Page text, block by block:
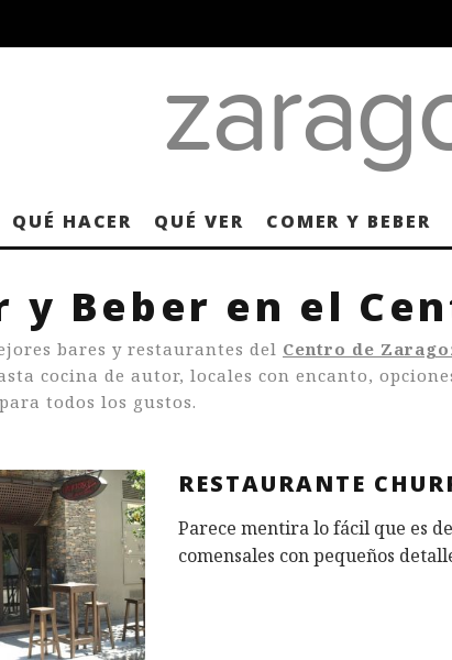
QUÉ HACER QUÉ VER COMER Y BEBER
y Beber en el
bares y restaurantes del Centro de
cocina de autor, locales con encanto,
todos los gustos.
RESTAURANTE
Parece mentira lo fácil que es
comensales con pequeños